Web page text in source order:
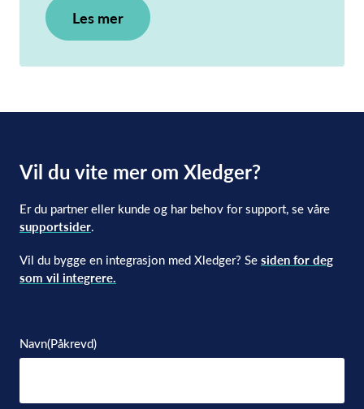
Les mer
Vil du vite mer om Xledger?
Er du partner eller kunde og har behov for support, se våre
supportsider.
Vil du bygge en integrasjon med Xledger? Se siden for deg
som vil integrere.
Navn(Påkrevd)